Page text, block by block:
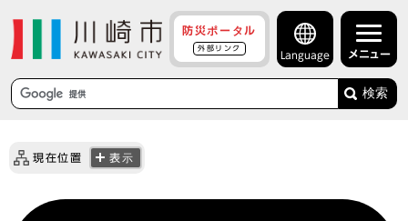
防災ポータル
外部リンク
Language メニュー
検索
現在位置 表示